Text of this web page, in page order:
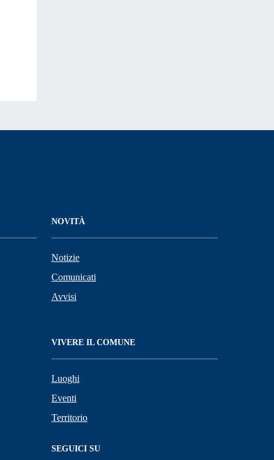
NOVITÀ
Notizie
Comunicati
Avvisi
VIVERE IL COMUNE
Luoghi
Eventi
Territorio
SEGUICI SU